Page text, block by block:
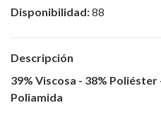
Disponibilidad:88
Descripción
39% Viscosa - 38% Poliéster
Poliamida